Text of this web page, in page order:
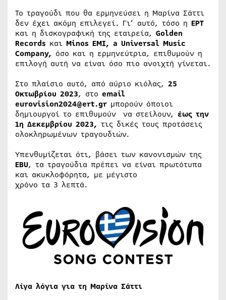
Το τραγούδι που θα ερμηνεύσει η Μαρίνα Σάττι
δεν έχει ακόμη επιλεγεί. Γι’ αυτό, τόσο η ΕΡΤ
και η δισκογραφική της εταιρεία, Golden
Records και Minos EMI, a Universal Music
Company, όσο και η ερμηνεύτρια, επιθυμούν η
επιλογή αυτή να είναι όσο πιο ανοιχτή γίνεται.
Στο πλαίσιο αυτό, από αύριο κιόλας, 25
Οκτωβρίου 2023, στο email
eurovision2024@ert.gr μπορούν όποιοι
δημιουργοί το επιθυμούν να στείλουν, έως την
1η Δεκεμβρίου 2023, τις δικές τους προτάσεις
ολοκληρωμένων τραγουδιών.
Υπενθυμίζεται ότι, βάσει των κανονισμών της
EBU, τα τραγούδια πρέπει να είναι πρωτότυπα
και ακυκλοφόρητα, με μέγιστο
χρόνο τα 3 λεπτά.
Λίγα λόγια για τη Μαρίνα Σάττι